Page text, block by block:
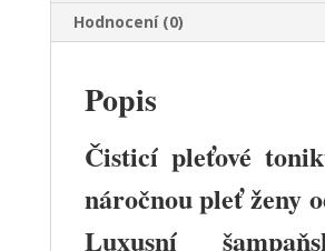
Hodnocení (0)
Popis
Čisticí pleťové
náročnou pleť ženy
Luxusní